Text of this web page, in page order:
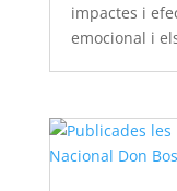
impactes i
emocional i